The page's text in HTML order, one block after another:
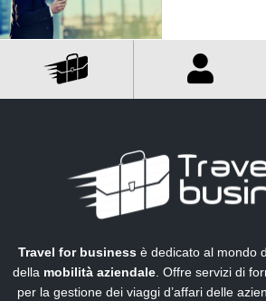
Travel for business è dedicato al mondo
della mobilità aziendale. Offre servizi di
per la gestione dei viaggi d’affari delle